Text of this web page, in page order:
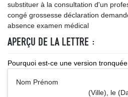
substituer à la consultation d'un
congé grossesse déclaration
absence examen médical
APERÇU DE LA LETTRE :
Pourquoi est-ce une version
Nom
(Ville), le